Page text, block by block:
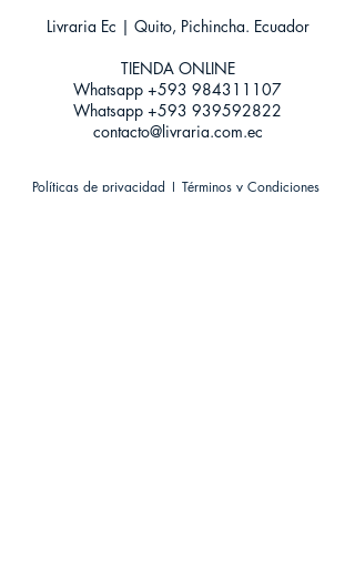
Livraria Ec | Quito, Pichincha. Ecuador
TIENDA ONLINE​
Whatsapp +593 984311107
Whatsapp +593 939592822
contacto@livraria.com.ec
Políticas de privacidad | Términos y Condiciones